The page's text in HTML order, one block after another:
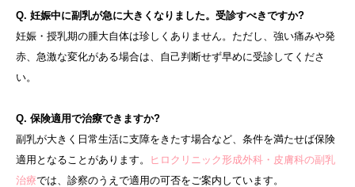
Q. 妊娠中に副乳が急に大きくなりました。受診すべきですか?
妊娠・授乳期の腫大自体は珍しくありません。ただし、強い痛みや発
赤、急激な変化がある場合は、自己判断せず早めに受診してくださ
い。
Q. 保険適用で治療できますか?
副乳が大きく日常生活に支障をきたす場合など、条件を満たせば保険
適用となることがあります。
ヒロクリニック形成外科・皮膚科の副乳
治療では、診察のうえで適用の可否をご案内しています。